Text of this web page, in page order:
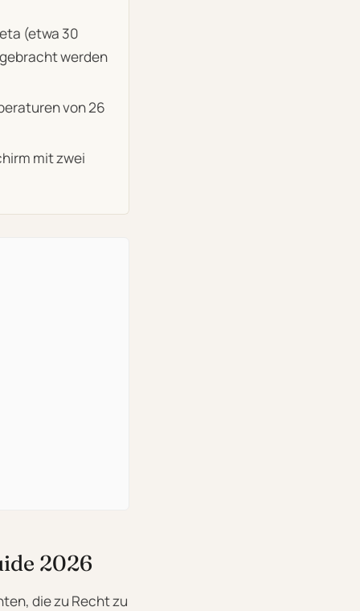
(etwa 30
werden
von 26
mit zwei
2026
die zu Recht zu